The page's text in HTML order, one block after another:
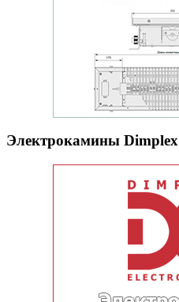
Электрокамины Dimplex